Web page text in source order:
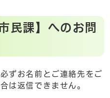
民課】へのお問
ずお名前とご連絡先をご
は返信できません。